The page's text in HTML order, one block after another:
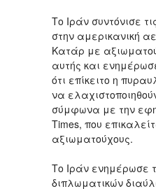
Το Ιράν συντόνισε
στην αμερικανική
Κατάρ με
αυτής και
ότι επίκειτο η
να
σύμφωνα με την
Times, που
αξιωματούχους.
Το Ιράν ενημέρωσε
διπλωματικών